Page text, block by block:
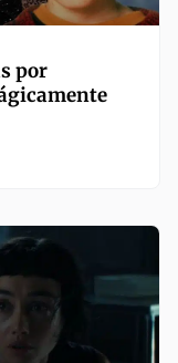
por